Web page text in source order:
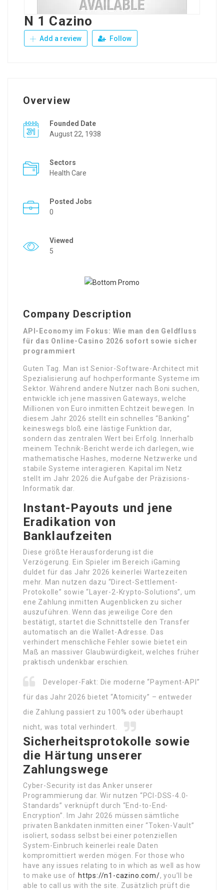
N 1 Cazino
Add a review Follow
Overview
Founded Date
August 22, 1938
Sectors
Health Care
Posted Jobs
0
Viewed
5
Company Description
API-Economy im Fokus: Wie man den Geldfluss
für das Online-Casino 2026 sofort sowie sicher
programmiert
Guten Tag. Man ist Senior-Software-Architect mit
Spezialisierung auf hochperformante Systeme im
Sektor. Während andere Nutzer nach Boni suchen,
entwickle ich jene massiven Gateways, welche
Millionen von Euro inmitten Echtzeit bewegen. In
diesem Jahr 2026 stellt ein schnelles “Banking”
keineswegs bloß eine lästige Funktion dar,
sondern das zentralen Wert bei Erfolg. Innerhalb
meinem Technik-Bericht werde ich darlegen, wie
mathematische Hashes, moderne Netzwerke und
stabile Systeme interagieren. Kapital im Netz
stellt im Jahr 2026 die Aufgabe der Präzisions-
Informatik dar.
Instant-Payouts und jene
Eradikation von
Banklaufzeiten
Diese größte Herausforderung ist die
Verzögerung. Ein Spieler im Bereich iGaming
duldet für das Jahr 2026 keinerlei Wartezeiten
mehr. Man nutzen dazu “Direct-Settlement-
Protokolle” sowie “Layer-2-Krypto-Solutions”, um
ene Zahlung inmitten Augenblicken zu sicher
auszuführen. Wenn das jeweilige Core den
bestätigt, startet die Schnittstelle den Transfer
automatisch an die Wallet-Adresse. Das
verhindert menschliche Fehler sowie bietet ein
Maß an massiver Glaubwürdigkeit, welches früher
praktisch undenkbar erschien.
Developer-Fakt: Die moderne “Payment-API”
für das Jahr 2026 bietet “Atomicity” – entweder
die Zahlung passiert zu 100% oder überhaupt
nicht, was total verhindert.
Sicherheitsprotokolle sowie
die Härtung unserer
Zahlungswege
Cyber-Security ist das Anker unserer
Programmierung dar. Wir nutzen “PCI-DSS-4.0-
Standards” verknüpft durch “End-to-End-
Encryption”. Im Jahr 2026 müssen sämtliche
privaten Bankdaten inmitten einer “Token-Vault”
isoliert, sodass selbst bei einer potenziellen
System-Einbruch keinerlei reale Daten
kompromittiert werden mögen. For those who
have any issues relating to in which as well as how
to make use of https://n1-cazino.com/, you’ll be
able to call us with the site. Zusätzlich prüft die